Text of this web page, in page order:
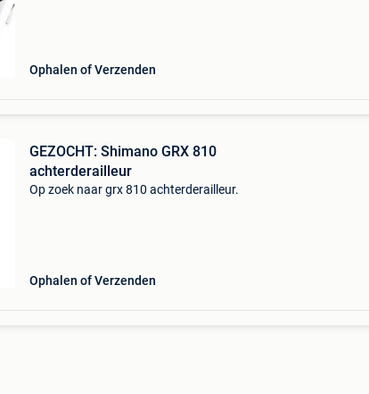
Ophalen of Verzenden
GEZOCHT: Shimano GRX 810
achterderailleur
Op zoek naar grx 810 achterderailleur.
Ophalen of Verzenden